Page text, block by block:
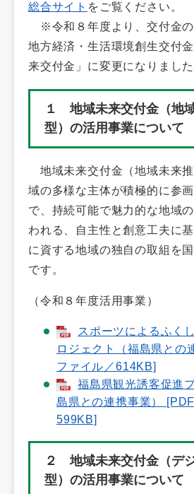
総合サイト をご覧ください。
※令和８年度より、交付金の
地方経済・生活環境創生交付
来交付金」に変更になりました
１ 地域未来交付金（地
型）の活用事業について
地域未来交付金（地域未来
域の多様な主体が積極的に参
で、持続可能で魅力的な地域
われる、自主性と創意工夫に
に資する地域の独自の取組を
です。
（令和８年度活用事業）
スポーツによるふく
ロジェクト（福島県との
ファイル／614KB]
福島県観光誘客促進
島県との連携事業）
599KB]
２ 地域未来交付金（デ
型）の活用事業について